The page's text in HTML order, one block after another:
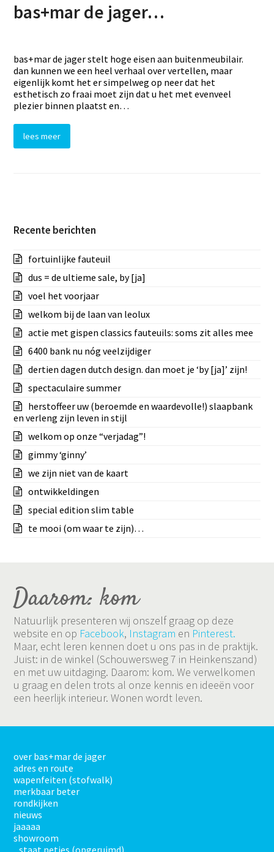
bas+mar de jager…
bas+mar de jager stelt hoge eisen aan buitenmeubilair.
dan kunnen we een heel verhaal over vertellen, maar
eigenlijk komt het er simpelweg op neer dat het
esthetisch zo fraai moet zijn dat u het met evenveel
plezier binnen plaatst en…
lees meer
Recente berichten
fortuinlijke fauteuil
dus = de ultieme sale, by [ja]
voel het voorjaar
welkom bij de laan van leolux
actie met gispen classics fauteuils: soms zit alles mee
6400 bank nu nóg veelzijdiger
dertien dagen dutch design. dan moet je ‘by [ja]’ zijn!
spectaculaire summer
herstoffeer uw (beroemde en waardevolle!) slaapbank
en verleng zijn leven in stijl
welkom op onze “verjadag”!
gimmy ‘ginny’
we zijn niet van de kaart
ontwikkeldingen
special edition slim table
te mooi (om waar te zijn)…
Daarom: kom
Natuurlijk presenteren wij onszelf graag op deze
website en op Facebook, Instagram en Pinterest.
Maar, echt leren kennen doet u ons pas in de praktijk.
Juist: in de winkel (Schouwersweg 7 in Heinkenszand)
en met uw uitdaging. Daarom: kom. We verwelkomen
u graag en delen trots al onze kennis en ideeën voor
een heerlijk interieur. Wonen wordt leven.
over bas+mar de jager
adres en route
wapenfeiten (stofwalk)
merkbaar beter
rondkijken
nieuws
jaaaaa
showroom